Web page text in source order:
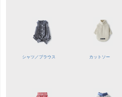
シャツ／ ブラウス カットソー